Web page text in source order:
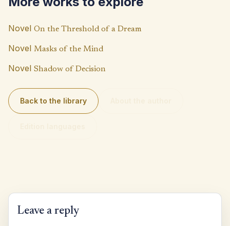
k
p
p
n
k
Novel On the Threshold of a Dream
Novel Masks of the Mind
Novel Shadow of Decision
Back to the library
Leave a reply